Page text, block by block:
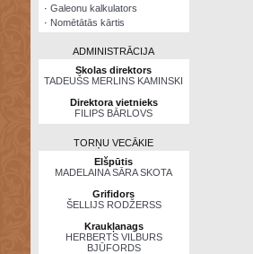
· Galeonu kalkulators
· Nomētātās kārtis
ADMINISTRĀCIJA
Skolas direktors
TADEUŠS MERLINS KAMINSKI
Direktora vietnieks
FILIPS BĀRLOVS
TORŅU VECĀKIE
Elšpūtis
MADELAINA SĀRA SKOTA
Grifidors
ŠELLIJS RODŽERSS
Kraukļanags
HERBERTS VILBURS
BJŪFORDS